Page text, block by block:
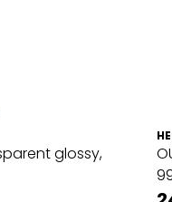
glossy,